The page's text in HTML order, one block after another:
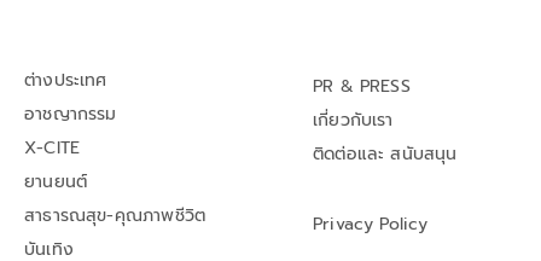
ต่างประเทศ
อาชญากรรม
X-CITE
ยานยนต์
สาธารณสุข-คุณภาพชีวิต
บันเทิง
PR & PRESS
เกี่ยวกับเรา
ติดต่อและ สนับสนุน
Privacy Policy